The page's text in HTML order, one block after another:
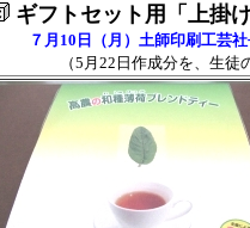
ギフトセット用「上掛
７月10日（月）土師印刷工芸
（5月22日作成分を、生徒